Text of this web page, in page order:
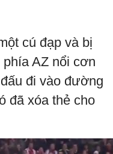
cú đạp và bị
AZ nổi cơn
đi vào đường
đã xóa thẻ cho